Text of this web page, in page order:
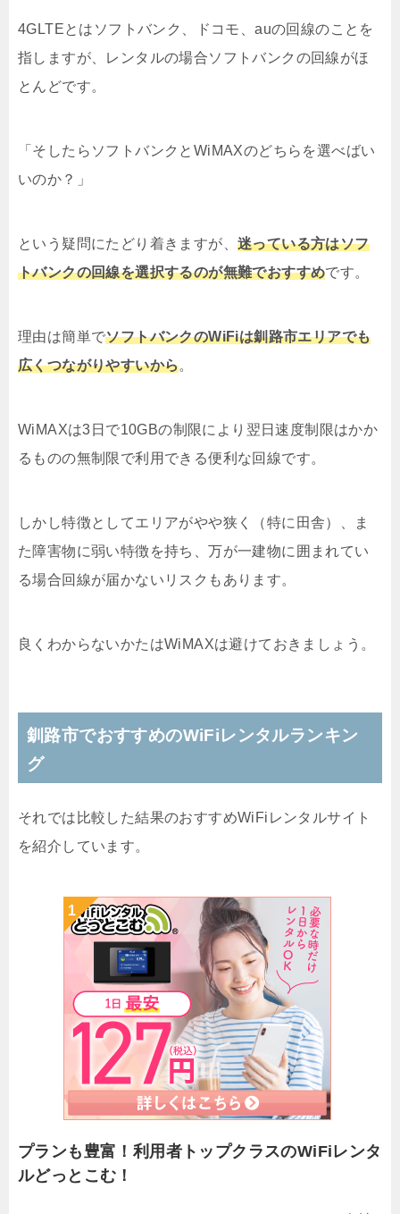
4GLTEとはソフトバンク、ドコモ、auの回線のことを
指しますが、レンタルの場合ソフトバンクの回線がほ
とんどです。
「そしたらソフトバンクとWiMAXのどちらを選べばい
いのか？」
という疑問にたどり着きますが、 迷っている方はソフ
トバンクの回線を選択するのが無難でおすすめです。
理由は簡単でソフトバンクのWiFiは釧路市エリアでも
広くつながりやすいから。
WiMAXは3日で10GBの制限により翌日速度制限はかか
るものの無制限で利用できる便利な回線です。
しかし特徴としてエリアがやや狭く（特に田舎）、ま
た障害物に弱い特徴を持ち、万が一建物に囲まれてい
る場合回線が届かないリスクもあります。
良くわからないかたはWiMAXは避けておきましょう。
釧路市でおすすめのWiFiレンタルランキン
グ
それでは比較した結果のおすすめWiFiレンタルサイト
を紹介しています。
プランも豊富！利用者トップクラスのWiFiレンタ
ルどっとこむ！